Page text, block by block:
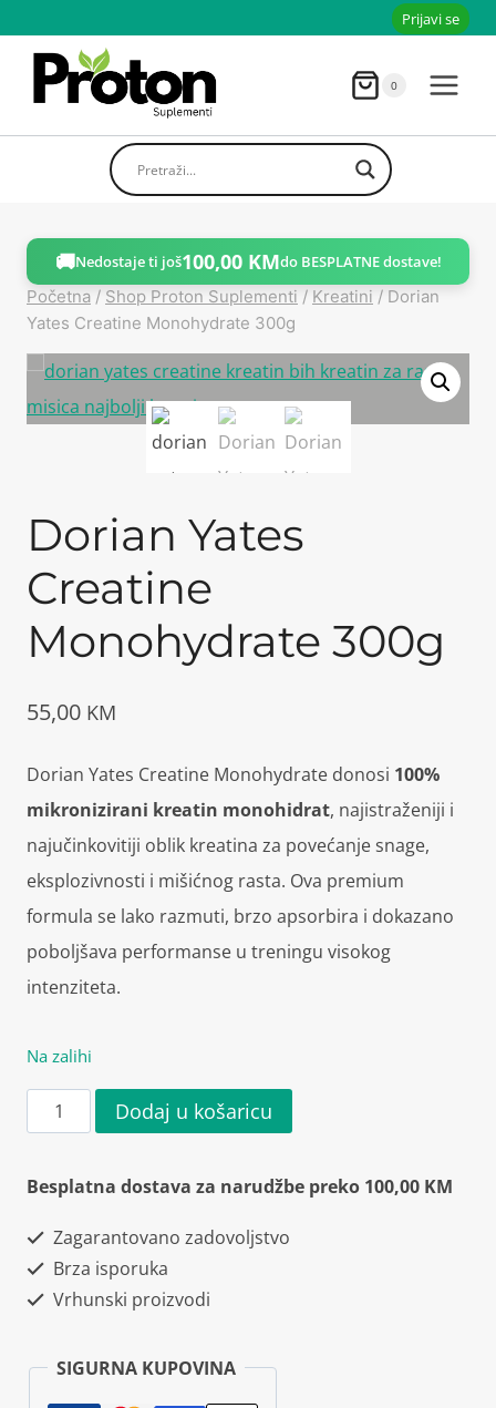
sadržaja
Prijavi se
0
🚚Nedostaje ti još100,00 KMdo BESPLATNE dostave!
Početna / Shop Proton Suplementi / Kreatini / Dorian
Yates Creatine Monohydrate 300g
Dorian Yates
Creatine
Monohydrate 300g
55,00 KM
Dorian Yates Creatine Monohydrate donosi 100%
mikronizirani kreatin monohidrat, najistraženiji i
najučinkovitiji oblik kreatina za povećanje snage,
eksplozivnosti i mišićnog rasta. Ova premium
formula se lako razmuti, brzo apsorbira i dokazano
poboljšava performanse u treningu visokog
intenziteta.
Na zalihi
Dorian
Yates
Creatine
300g
količina
Dodaj u košaricu
Besplatna dostava za narudžbe preko 100,00 KM
Zagarantovano zadovoljstvo
Brza isporuka
Vrhunski proizvodi
SIGURNA KUPOVINA